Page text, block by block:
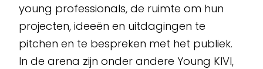
young professionals, de ruimte om hun
projecten, ideeën en uitdagingen te
pitchen en te bespreken met het publiek.
In de arena zijn onder andere Young KIVI,